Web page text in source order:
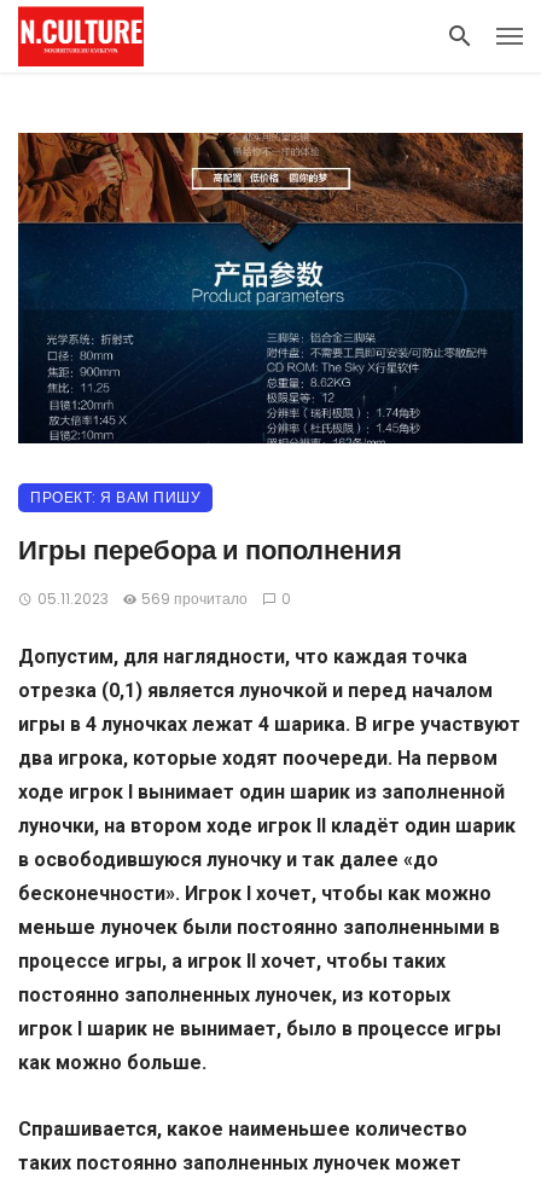
ПРОЕКТ: Я ВАМ ПИШУ
Игры перебора и пополнения
05.11.2023 569 прочитало 0
Допустим, для наглядности, что каждая точка
отрезка (0,1) является луночкой и перед началом
игры в 4 луночках лежат 4 шарика. В игре участвуют
два игрока, которые ходят поочереди. На первом
ходе игрок
вынимает один шарик из заполненной
луночки, на втором ходе игрок
кладёт один шарик
в освободившуюся луночку и так далее «до
бесконечности». Игрок
хочет, чтобы как можно
меньше луночек были постоянно заполненными в
процессе игры, а игрок
хочет, чтобы таких
постоянно заполненных луночек, из которых
игрок
шарик не вынимает, было в процессе игры
как можно больше.
Спрашивается, какое наименьшее количество
таких постоянно заполненных луночек может